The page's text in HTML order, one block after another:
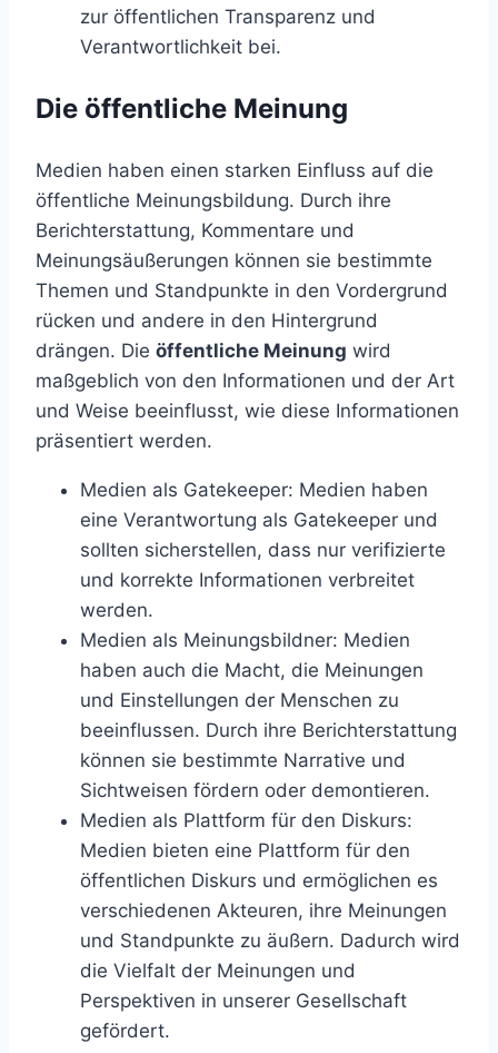
zur öffentlichen Transparenz und
Verantwortlichkeit bei.
Die öffentliche Meinung
Medien haben einen starken Einfluss auf die
öffentliche Meinungsbildung. Durch ihre
Berichterstattung, Kommentare und
Meinungsäußerungen können sie bestimmte
Themen und Standpunkte in den Vordergrund
rücken und andere in den Hintergrund
drängen. Die öffentliche Meinung wird
maßgeblich von den Informationen und der Art
und Weise beeinflusst, wie diese Informationen
präsentiert werden.
Medien als Gatekeeper: Medien haben
eine Verantwortung als Gatekeeper und
sollten sicherstellen, dass nur verifizierte
und korrekte Informationen verbreitet
werden.
Medien als Meinungsbildner: Medien
haben auch die Macht, die Meinungen
und Einstellungen der Menschen zu
beeinflussen. Durch ihre Berichterstattung
können sie bestimmte Narrative und
Sichtweisen fördern oder demontieren.
Medien als Plattform für den Diskurs:
Medien bieten eine Plattform für den
öffentlichen Diskurs und ermöglichen es
verschiedenen Akteuren, ihre Meinungen
und Standpunkte zu äußern. Dadurch wird
die Vielfalt der Meinungen und
Perspektiven in unserer Gesellschaft
gefördert.